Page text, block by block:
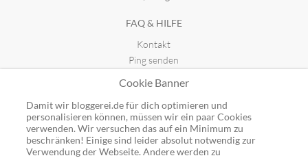
FAQ & HILFE
Kontakt
Ping senden
GUTSCHEINE
Top-Gutscheine
Alle Shops
Cookie Banner
Damit wir bloggerei.de für dich optimieren und
personalisieren können, müssen wir ein paar Cookies
verwenden. Wir versuchen das auf ein Minimum zu
beschränken! Einige sind leider absolut notwendig zur
Verwendung der Webseite. Andere werden zu